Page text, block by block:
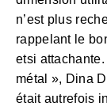
n’est plus
rappelant le
etsi
métal », Dina
était autrefois